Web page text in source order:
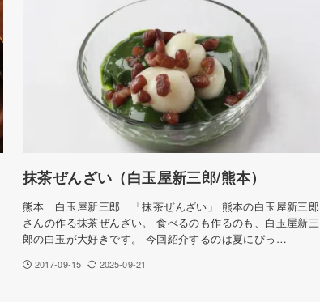
抹茶ぜんざい（白玉屋新三郎/熊本）
熊本 白玉屋新三郎 「抹茶ぜんざい」 熊本の白玉屋新三郎
さんの作る抹茶ぜんざい。 食べるのも作るのも、白玉屋新三
郎の白玉が大好きです。 今回紹介するのは夏にぴっ…
2017-09-15 2025-09-21